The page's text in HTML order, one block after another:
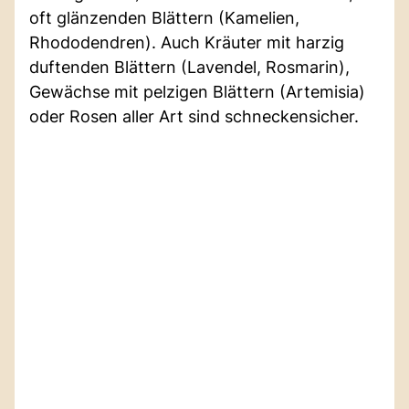
oft glänzenden Blättern (Kamelien,
Rhododendren). Auch Kräuter mit harzig
duftenden Blättern (Lavendel, Rosmarin),
Gewächse mit pelzigen Blättern (Artemisia)
oder Rosen aller Art sind schneckensicher.